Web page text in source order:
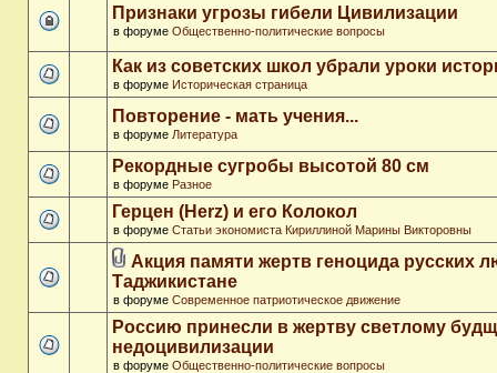
Признаки угрозы гибели Цивилизации
в форуме Общественно-политические вопросы
Как из советских школ убрали уроки
в форуме Историческая страница
Повторение - мать учения...
в форуме Литература
Рекордные сугробы высотой 80 см
в форуме Разное
Герцен (Herz) и его Колокол
в форуме Статьи экономиста Кириллиной Марины Викторовны
Акция памяти жертв геноцида русских
Таджикистане
в форуме Современное патриотическое движение
Россию принесли в жертву светлому
недоцивилизации
в форуме Общественно-политические вопросы